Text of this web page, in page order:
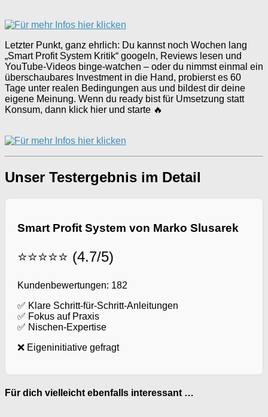
Letzter Punkt, ganz ehrlich: Du kannst noch Wochen lang
„Smart Profit System Kritik“ googeln, Reviews lesen und
YouTube-Videos binge-watchen – oder du nimmst einmal ein
überschaubares Investment in die Hand, probierst es 60
Tage unter realen Bedingungen aus und bildest dir deine
eigene Meinung. Wenn du ready bist für Umsetzung statt
Konsum, dann klick hier und starte 🔥
Unser Testergebnis im Detail
Smart Profit System von Marko Slusarek
⭐⭐⭐⭐⭐ (4.7/5)
Kundenbewertungen: 182
✅ Klare Schritt-für-Schritt-Anleitungen
✅ Fokus auf Praxis
✅ Nischen-Expertise
❌ Eigeninitiative gefragt
Für dich vielleicht ebenfalls interessant …